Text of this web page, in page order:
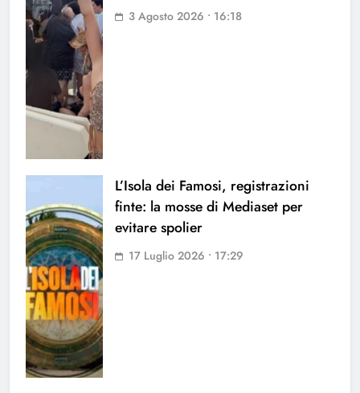
3 Agosto 2026 • 16:18
L’Isola dei Famosi, registrazioni
finte: la mosse di Mediaset per
evitare spolier
17 Luglio 2026 • 17:29